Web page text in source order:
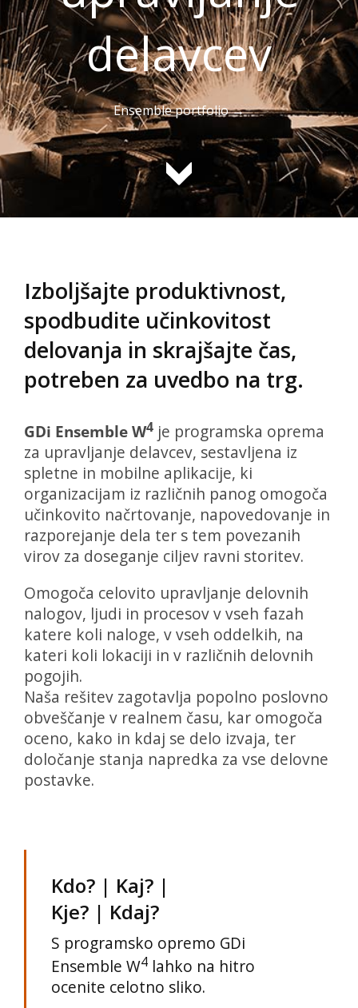
delavcev
Ensemble portfolio →
Izboljšajte produktivnost,
spodbudite učinkovitost
delovanja in skrajšajte čas,
potreben za uvedbo na trg.
GDi Ensemble W4 je programska oprema
za upravljanje delavcev, sestavljena iz
spletne in mobilne aplikacije, ki
organizacijam iz različnih panog omogoča
učinkovito načrtovanje, napovedovanje in
razporejanje dela ter s tem povezanih
virov za doseganje ciljev ravni storitev.
Omogoča celovito upravljanje delovnih
nalogov, ljudi in procesov v vseh fazah
katere koli naloge, v vseh oddelkih, na
kateri koli lokaciji in v različnih delovnih
pogojih.
Naša rešitev zagotavlja popolno poslovno
obveščanje v realnem času, kar omogoča
oceno, kako in kdaj se delo izvaja, ter
določanje stanja napredka za vse delovne
postavke.
Kdo? | Kaj? |
Kje? | Kdaj?
S programsko opremo GDi
Ensemble W4 lahko na hitro
ocenite celotno sliko.